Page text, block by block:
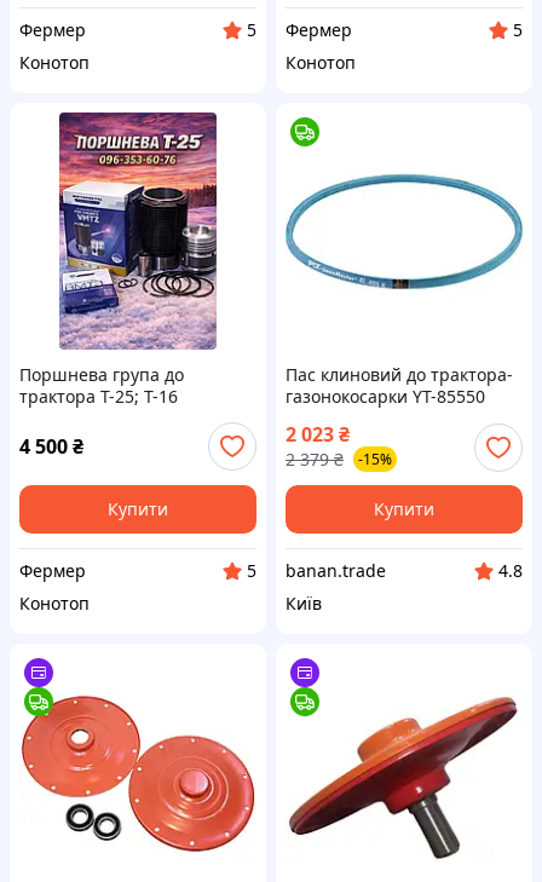
Фермер
5
Конотоп
Фермер
5
Конотоп
Поршнева група до
трактора Т-25; Т-16
4 500₴
Купити
Фермер
5
Конотоп
Пас клиновий до трактора-
газонокосарки YT-85550
YATO контур l= 1029 мм [25]
Banan - То Что Нужно
2 023₴
2 379 ₴ -15%
Купити
banan.trade
4.8
Київ